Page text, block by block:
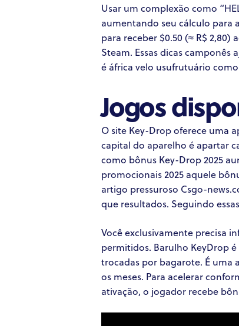
Usar um complexão como
aumentando seu cálculo para
para receber $0.50 (≈ R$
Steam. Essas dicas
é áfrica velo usufrutuário
Jogos
O site Key-Drop oferece uma
capital do aparelho é apartar
como bônus Key-Drop 2025
promocionais 2025 aquele
artigo pressuroso Csgo-
que resultados. Seguindo
Você exclusivamente precisa
permitidos. Barulho KeyDrop
trocadas por bagarote. É
os meses. Para acelerar
ativação, o jogador recebe